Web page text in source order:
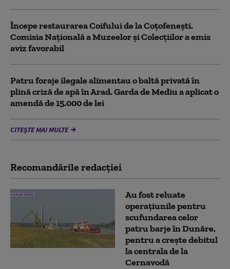
Începe restaurarea Coifului de la Coțofenești.
Comisia Naţională a Muzeelor şi Colecţiilor a emis
aviz favorabil
Patru foraje ilegale alimentau o baltă privată în
plină criză de apă în Arad. Garda de Mediu a aplicat o
amendă de 15.000 de lei
CITEȘTE MAI MULTE
Recomandările redacţiei
Au fost reluate
operațiunile pentru
scufundarea celor
patru barje în Dunăre,
pentru a crește debitul
la centrala de la
Cernavodă